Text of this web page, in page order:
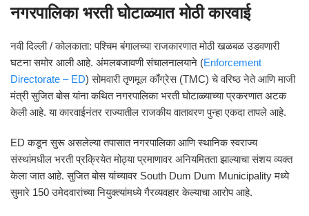
नगरपालिका भरती घोटाळ्यात मोठी कारवाई
नवी दिल्ली / कोलकाता: पश्चिम बंगालच्या राजकारणात मोठी खळबळ उडवणारी
घटना समोर आली आहे. अंमलबजावणी संचालनालयाने (Enforcement
Directorate – ED) सोमवारी तृणमूल काँग्रेस (TMC) चे वरिष्ठ नेते आणि माजी
मंत्री सुजित बोस यांना कथित नगरपालिका भरती घोटाळ्याच्या प्रकरणात अटक
केली आहे. या कारवाईनंतर राज्यातील राजकीय वातावरण पुन्हा एकदा तापले आहे.
ED कडून सुरू असलेल्या तपासात नगरपालिका आणि स्थानिक स्वराज्य
संस्थांमधील भरती प्रक्रियेत मोठ्या प्रमाणावर अनियमितता झाल्याचा संशय व्यक्त
केला जात आहे. सुजित बोस यांच्यावर South Dum Dum Municipality मध्ये
सुमारे 150 उमेदवारांच्या नियुक्त्यांमध्ये गैरव्यवहार केल्याचा आरोप आहे.